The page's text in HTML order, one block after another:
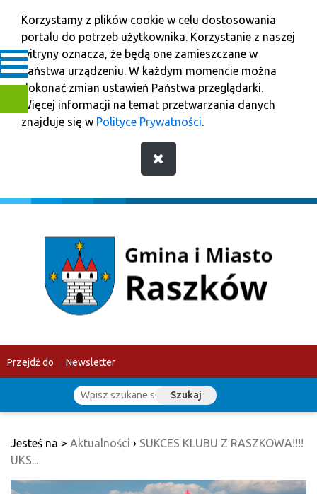
Korzystamy z plików cookie w celu dostosowania
portalu do potrzeb użytkownika. Korzystanie z naszej
witryny oznacza, że będą one zamieszczane w
Państwa urządzeniu. W każdym momencie można
dokonać zmian ustawień Państwa przeglądarki.
Więcej informacji na temat przetwarzania danych
znajduje się w Polityce Prywatności.
Przejdź do Newsletter
Szukaj
Jesteś na > Aktualności › SUKCES KLUBU Z RASZKOWA!!!!
UKS...